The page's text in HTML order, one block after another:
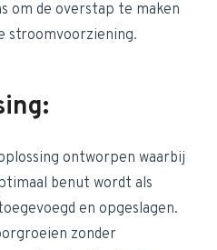
om de overstap te maken
stroomvoorziening.
ontworpen waarbij
benut wordt als
en opgeslagen.
zonder